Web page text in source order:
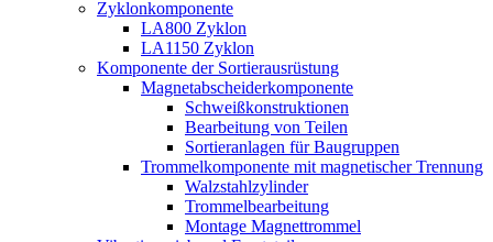
Zyklonkomponente
LA800 Zyklon
LA1150 Zyklon
Komponente der Sortierausrüstung
Magnetabscheiderkomponente
Schweißkonstruktionen
Bearbeitung von Teilen
Sortieranlagen für Baugruppen
Trommelkomponente mit magnetischer Trennung
Walzstahlzylinder
Trommelbearbeitung
Montage Magnettrommel